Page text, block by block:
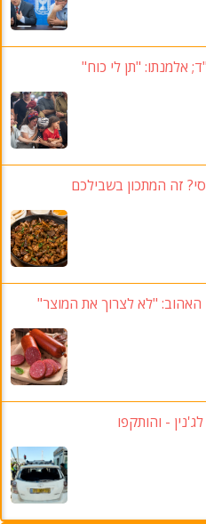
; אלמנתו: "תן לי כוח"
זה המתכון בשבילכם
האהוב: "לא לצרוך את המוצר"
- והותקפו